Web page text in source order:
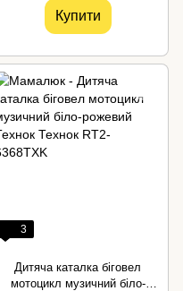
Купити
3
Дитяча каталка біговел
мотоцикл музичний біло-